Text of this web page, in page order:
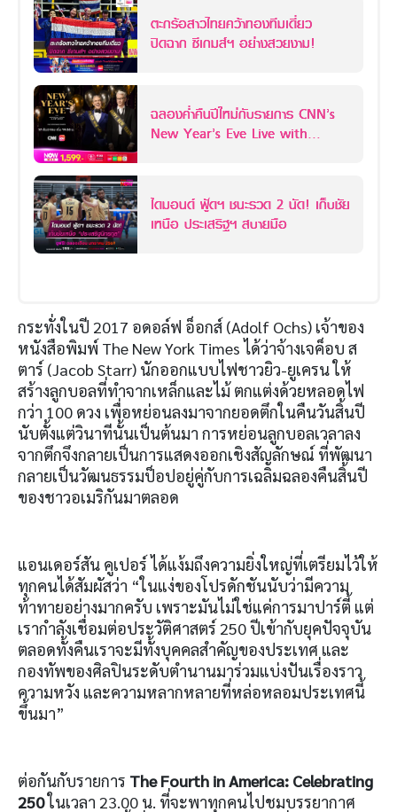
ตะกร้อสาวไทยคว้าทองทีมเดี่ยว
ปิดฉาก ซีเกมส์ฯ อย่างสวยงาม!
ฉลองค่ำคืนปีใหม่กับรายการ CNN’s
New Year’s Eve Live with
ไดมอนด์ ฟู้ดฯ ชนะรวด 2 นัด! เก็บชัย
เหนือ ประเสริฐฯ สบายมือ
กระทั่งในปี 2017 อดอล์ฟ อ็อกส์ (Adolf Ochs) เจ้าของ
หนังสือพิมพ์ The New York Times ได้ว่าจ้างเจค็อบ ส
ตาร์ (Jacob Starr) นักออกแบบไฟชาวยิว-ยูเครน ให้
สร้างลูกบอลที่ทำจากเหล็กและไม้ ตกแต่งด้วยหลอดไฟ
กว่า 100 ดวง เพื่อหย่อนลงมาจากยอดตึกในคืนวันสิ้นปี
นับตั้งแต่วินาทีนั้นเป็นต้นมา การหย่อนลูกบอลเวลาลง
จากตึกจึงกลายเป็นการแสดงออกเชิงสัญลักษณ์ ที่พัฒนา
กลายเป็นวัฒนธรรมป็อปอยู่คู่กับการเฉลิมฉลองคืนสิ้นปี
ของชาวอเมริกันมาตลอด
แอนเดอร์สัน คูเปอร์ ได้แง้มถึงความยิ่งใหญ่ที่เตรียมไว้ให้
ทุกคนได้สัมผัสว่า “ในแง่ของโปรดักชันนับว่ามีความ
ท้าทายอย่างมากครับ เพราะมันไม่ใช่แค่การมาปาร์ตี้ แต่
เรากำลังเชื่อมต่อประวัติศาสตร์ 250 ปีเข้ากับยุคปัจจุบัน
ตลอดทั้งคืนเราจะมีทั้งบุคคลสำคัญของประเทศ และ
กองทัพของศิลปินระดับตำนานมาร่วมแบ่งปันเรื่องราว
ความหวัง และความหลากหลายที่หล่อหลอมประเทศนี้
ขึ้นมา”
ต่อกันกับรายการ The Fourth in America: Celebrating
250ในเวลา 23.00 น. ที่จะพาทุกคนไปชมบรรยากาศ